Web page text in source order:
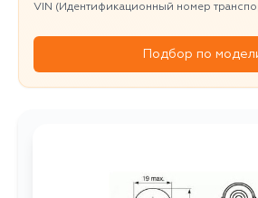
VIN (Идентификационный номер
Подбор по